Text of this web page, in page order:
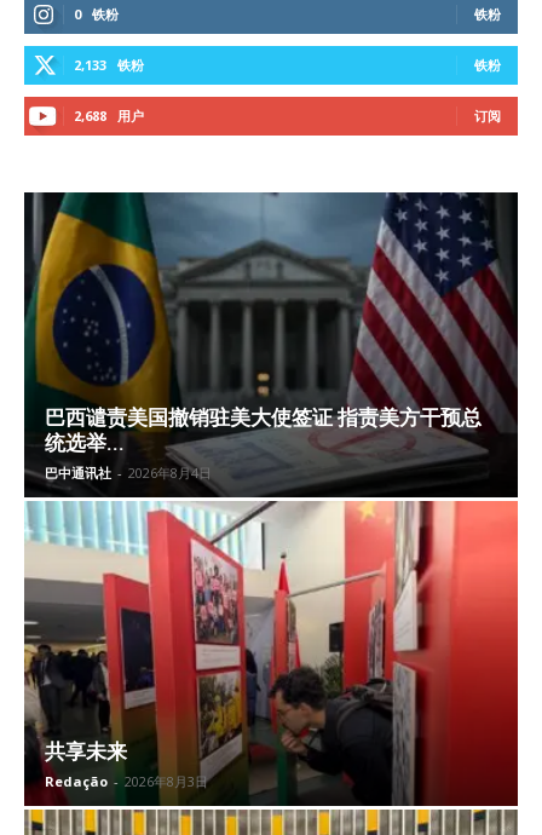
0 铁粉 铁粉
2,133 铁粉 铁粉
2,688 用户 订阅
巴西谴责美国撤销驻美大使签证 指责美方干预总
统选举...
巴中通讯社 - 2026年8月4日
共享未来
Redação - 2026年8月3日